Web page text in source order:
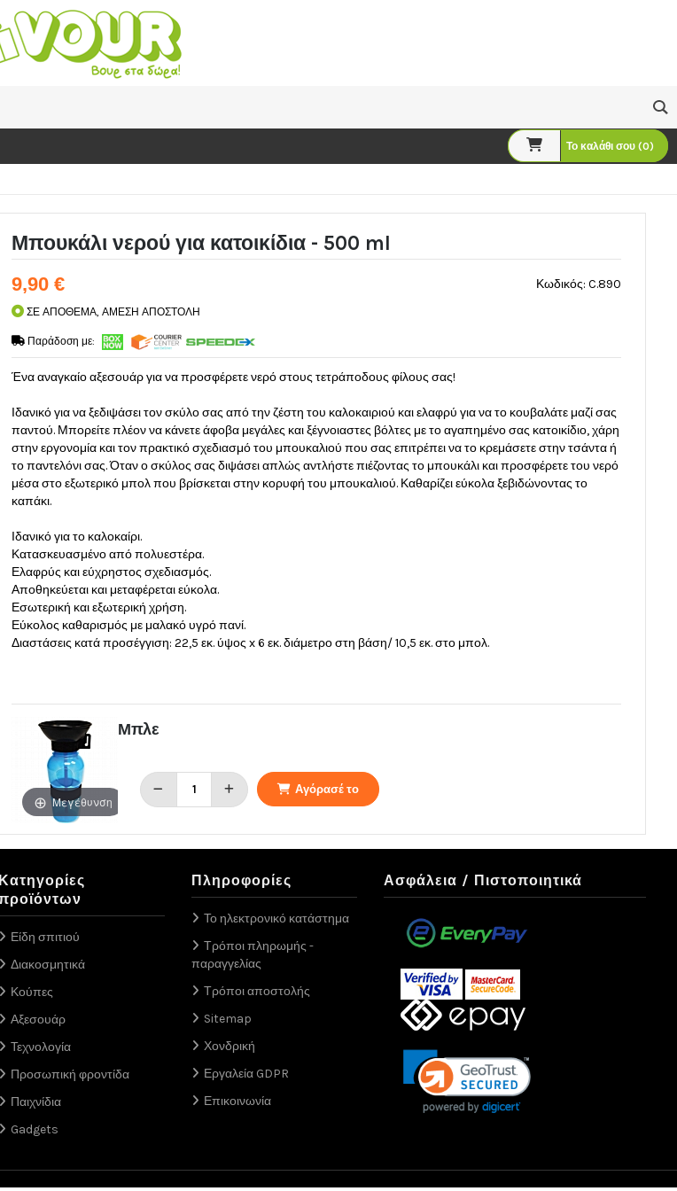
Το καλάθι σου (0)
Μπουκάλι νερού για κατοικίδια - 500 ml
Κωδικός: C.890
9,90 €
ΣΕ ΑΠΟΘΕΜΑ, ΑΜΕΣΗ ΑΠΟΣΤΟΛΗ
Παράδοση με:
Ένα αναγκαίο αξεσουάρ για να προσφέρετε νερό στους τετράποδους φίλους σας!
Ιδανικό για να ξεδιψάσει τον σκύλο σας από την ζέστη του καλοκαιριού και ελαφρύ για να το κουβαλάτε μαζί σας
παντού. Μπορείτε πλέον να κάνετε άφοβα μεγάλες και ξέγνοιαστες βόλτες με το αγαπημένο σας κατοικίδιο, χάρη
στην εργονομία και τον πρακτικό σχεδιασμό του μπουκαλιού που σας επιτρέπει να το κρεμάσετε στην τσάντα ή
το παντελόνι σας. Όταν ο σκύλος σας διψάσει απλώς αντλήστε πιέζοντας το μπουκάλι και προσφέρετε του νερό
μέσα στο εξωτερικό μπολ που βρίσκεται στην κορυφή του μπουκαλιού. Καθαρίζει εύκολα ξεβιδώνοντας το
καπάκι.
Ιδανικό για το καλοκαίρι.
Κατασκευασμένο από πολυεστέρα.
Ελαφρύς και εύχρηστος σχεδιασμός.
Αποθηκεύεται και μεταφέρεται εύκολα.
Εσωτερική και εξωτερική χρήση.
Εύκολος καθαρισμός με μαλακό υγρό πανί.
Διαστάσεις κατά προσέγγιση: 22,5 εκ. ύψος x 6 εκ. διάμετρο στη βάση/ 10,5 εκ. στο μπολ.
Μεγέθυνση
Μπλε
Αγόρασέ το
Κατηγορίες
Είδη σπιτιού
Διακοσμητικά
Κούπες
Αξεσουάρ
Τεχνολογία
Προσωπική φροντίδα
Παιχνίδια
Gadgets
Πληροφορίες
Το ηλεκτρονικό κατάστημα
Τρόποι πληρωμής -
παραγγελίας
Τρόποι αποστολής
Sitemap
Χονδρική
Εργαλεία GDPR
Επικοινωνία
Ασφάλεια / Πιστοποιητικά